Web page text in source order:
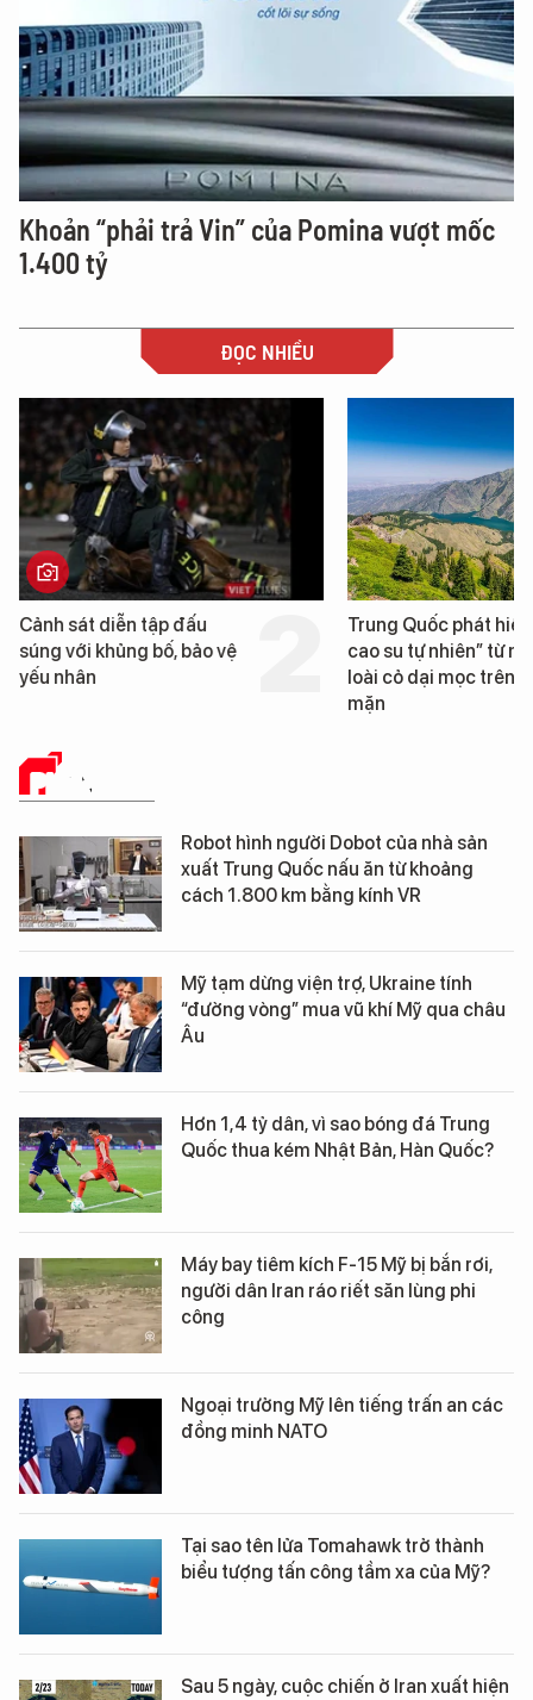
Khoản “phải trả Vin” của Pomina vượt mốc
1.400 tỷ
ĐỌC NHIỀU
Cảnh sát diễn tập đấu
súng với khủng bố, bảo vệ
yếu nhân
Trung Quốc phát hiện
cao su tự nhiên” từ
loài cỏ dại mọc trên
mặn
PHÂN TÍCH
Robot hình người Dobot của nhà sản
xuất Trung Quốc nấu ăn từ khoảng
cách 1.800 km bằng kính VR
Mỹ tạm dừng viện trợ, Ukraine tính
“đường vòng” mua vũ khí Mỹ qua châu
Âu
Hơn 1,4 tỷ dân, vì sao bóng đá Trung
Quốc thua kém Nhật Bản, Hàn Quốc?
Máy bay tiêm kích F-15 Mỹ bị bắn rơi,
người dân Iran ráo riết săn lùng phi
công
Ngoại trưởng Mỹ lên tiếng trấn an các
đồng minh NATO
Tại sao tên lửa Tomahawk trở thành
biểu tượng tấn công tầm xa của Mỹ?
Sau 5 ngày, cuộc chiến ở Iran xuất hiện